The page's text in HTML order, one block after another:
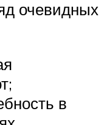
очевидных
в